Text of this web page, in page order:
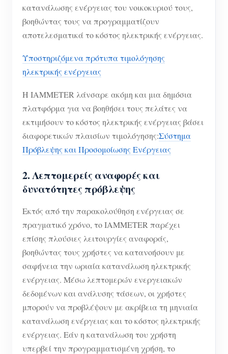
κατανάλωσης ενέργειας του νοικοκυριού τους,
βοηθώντας τους να προγραμματίζουν
αποτελεσματικά το κόστος ηλεκτρικής ενέργειας.
Υποστηριζόμενα πρότυπα τιμολόγησης
ηλεκτρικής ενέργειας
Η IAMMETER λάνσαρε ακόμη και μια δημόσια
πλατφόρμα για να βοηθήσει τους πελάτες να
εκτιμήσουν το κόστος ηλεκτρικής ενέργειας βάσει
διαφορετικών πλαισίων τιμολόγησης:Σύστημα
Πρόβλεψης και Προσομοίωσης Ενέργειας
2. Λεπτομερείς αναφορές και
δυνατότητες πρόβλεψης
Εκτός από την παρακολούθηση ενέργειας σε
πραγματικό χρόνο, το IAMMETER παρέχει
επίσης πλούσιες λειτουργίες αναφοράς,
βοηθώντας τους χρήστες να κατανοήσουν με
σαφήνεια την ωριαία κατανάλωση ηλεκτρικής
ενέργειας. Μέσω λεπτομερών ενεργειακών
δεδομένων και ανάλυσης τάσεων, οι χρήστες
μπορούν να προβλέψουν με ακρίβεια τη μηνιαία
κατανάλωση ενέργειας και το κόστος ηλεκτρικής
ενέργειας. Εάν η κατανάλωση του χρήστη
υπερβεί την προγραμματισμένη χρήση, το